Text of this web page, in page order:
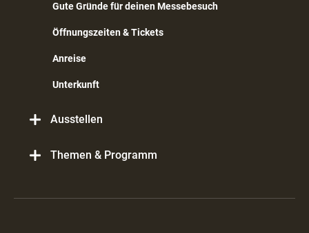
Gute Gründe für deinen Messebesuch
Öffnungszeiten & Tickets
Anreise
Unterkunft
Ausstellen
Themen & Programm